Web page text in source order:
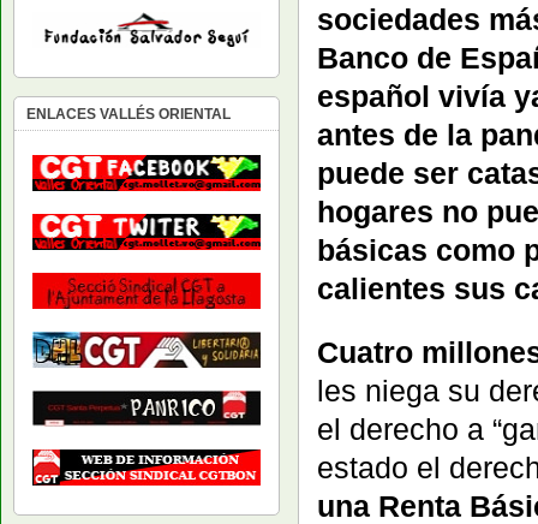
sociedades
Banco de
español vivía
antes de la
puede ser
hogares no
básicas como
calientes sus
Cuatro
les niega su
el derecho a
estado el
una Renta
ENLACES VALLÉS ORIENTAL